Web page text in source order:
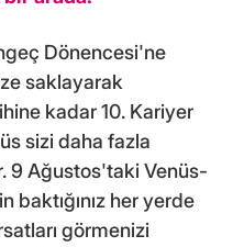
Dönencesi'ne
saklayarak
kadar 10. Kariyer
sizi daha fazla
9 Ağustos'taki Venüs-
baktığınız her yerde
görmenizi